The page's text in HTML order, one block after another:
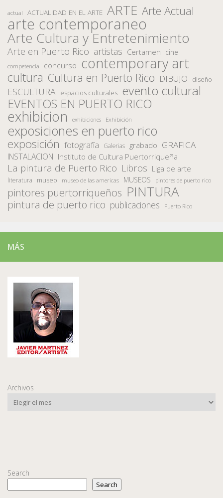
actual ACTUALIDAD EN EL ARTE ARTE Arte Actual
arte contemporaneo
Arte Cultura y Entretenimiento
Arte en Puerto Rico artistas Certamen cine
competencia concurso contemporary art
cultura Cultura en Puerto Rico DIBUJO diseño
ESCULTURA espacios culturales evento cultural
EVENTOS EN PUERTO RICO
exhibicion exhibiciones Exhibición
exposiciones en puerto rico
exposición fotografía Galerias grabado GRAFICA
INSTALACION Instituto de Cultura Puertorriqueña
La pintura de Puerto Rico Libros Liga de arte
literatura museo museo de las americas MUSEOS pintores de puerto rico
pintores puertorriqueños PINTURA
pintura de puerto rico publicaciones Puerto Rico
MÁS
Archivos
Search
Search